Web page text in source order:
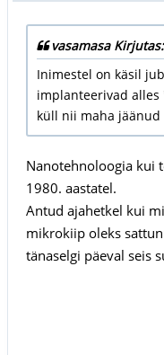
vasamasa Kirjutas:
Inimestel on käsil
implanteerivad alles
küll nii maha jäänud
Nanotehnoloogia kui
1980. aastatel.
Antud ajahetkel kui
mikrokiip oleks
tänaselgi päeval seis